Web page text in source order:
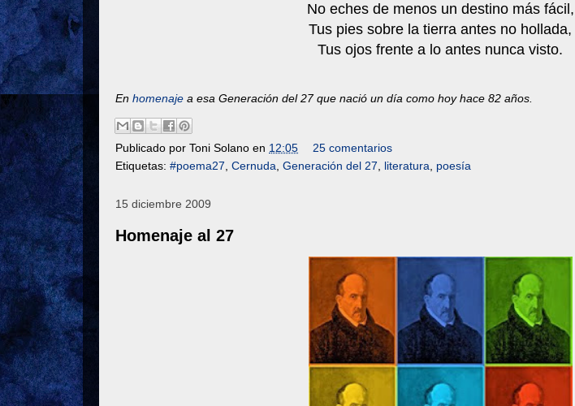
No eches de menos un destino más fácil,
Tus pies sobre la tierra antes no hollada,
Tus ojos frente a lo antes nunca visto.
En homenaje a esa Generación del 27 que nació un día como hoy hace 82 años.
Publicado por Toni Solano en 12:05
25 comentarios
Etiquetas: #poema27 Cernuda Generación del 27 literatura poesía
15 diciembre 2009
Homenaje al 27